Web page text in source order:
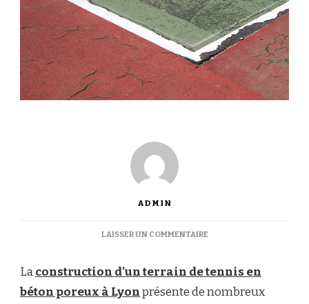
ADMIN
LAISSER UN COMMENTAIRESUR
CONSTRUCTION
Laconstruction d’un terrain de tennis en
béton poreux à Lyonprésente de nombreux